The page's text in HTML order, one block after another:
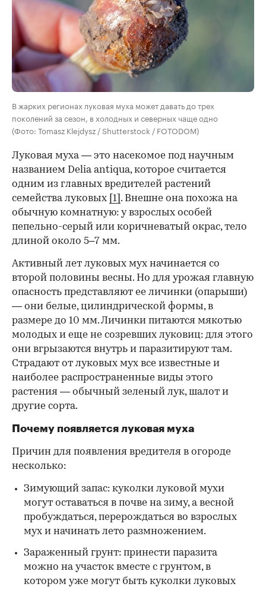
В жарких регионах луковая муха может давать до трех
поколений за сезон, в холодных и северных чаще одно
(Фото: Tomasz Klejdysz / Shutterstock / FOTODOM)
00:00
Луковая муха — это насекомое под научным
названием Delia antiqua, которое считается
одним из главных вредителей растений
семейства луковых [1] . Внешне она похожа на
обычную комнатную: у взрослых особей
пепельно-серый или коричневатый окрас, тело
длиной около 5–7 мм.
Активный лет луковых мух начинается со
второй половины весны. Но для урожая главную
опасность представляют ее личинки (опарыши)
— они белые, цилиндрической формы, в
размере до 10 мм. Личинки питаются мякотью
молодых и еще не созревших луковиц: для этого
они вгрызаются внутрь и паразитируют там.
Страдают от луковых мух все известные и
наиболее распространенные виды этого
растения — обычный зеленый лук, шалот и
другие сорта.
Почему появляется луковая муха
Причин для появления вредителя в огороде
несколько:
Зимующий запас: куколки луковой мухи
могут оставаться в почве на зиму, а весной
пробуждаться, перерождаться во взрослых
мух и начинать лето размножением.
Зараженный грунт: принести паразита
можно на участок вместе с грунтом, в
котором уже могут быть куколки луковых